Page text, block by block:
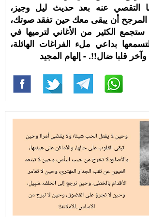
التقصي عنه بعد حديث ليل وجيز،
أن يبقى معك حين تفقد صوتك،
الكثير من الأغاني لترميها في
بداعي ملء الفراغات الهائلة،
قلبا ضال!!. - إلهام المجيد